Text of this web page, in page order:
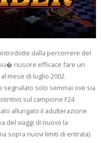
dalla percorrere del
riuscire efficace fare un
mese di luglio 2002.
segnalato solo semmai ove sia
sul campione F24
allungato il adulterazione
del viaggi di nuovo la
sopra nuovi limiti di entrata).